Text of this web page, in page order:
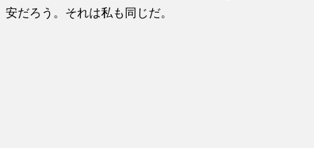
安だろう。それは私も同じだ。